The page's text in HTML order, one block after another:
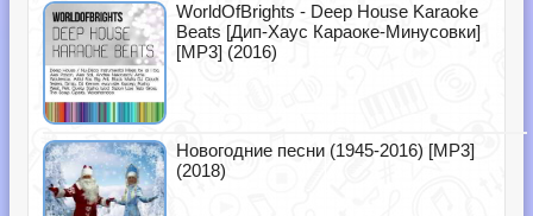
WorldOfBrights - Deep House Karaoke
Beats [Дип-Хаус Караоке-Минусовки]
[MP3] (2016)
Новогодние песни (1945-2016) [MP3]
(2018)